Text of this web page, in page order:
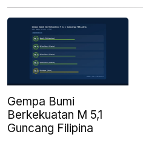
Gempa Bumi
Berkekuatan M 5,1
Guncang Filipina